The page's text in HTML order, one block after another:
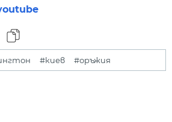
#киев #оръжия